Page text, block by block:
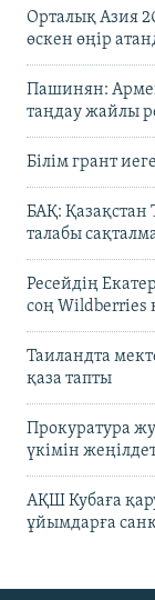
Орталық Азия
өскен өңір
Пашинян:
таңдау жайлы
Білім грант
БАҚ: Қазақстан
талабы
Ресейдің
соң Wildberries
Таиландта
қаза тапты
Прокуратура
үкімін
АҚШ Кубаға
ұйымдарға